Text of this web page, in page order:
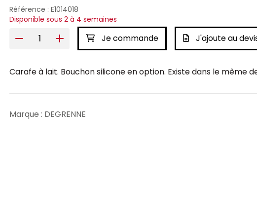
Référence : E1014018
Disponible sous 2 à 4 semaines
Je commande J'ajoute au
Carafe à lait. Bouchon silicone en option. Existe dans le même
Marque : DEGRENNE